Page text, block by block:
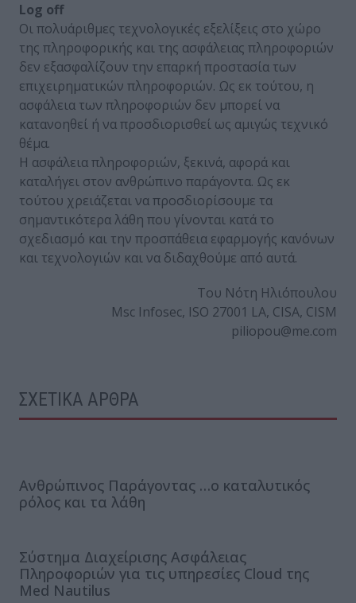
Log off
Οι πολυάριθμες τεχνολογικές εξελίξεις στο χώρο
της πληροφορικής και της ασφάλειας πληροφοριών
δεν εξασφαλίζουν την επαρκή προστασία των
επιχειρηματικών πληροφοριών. Ως εκ τούτου, η
ασφάλεια των πληροφοριών δεν μπορεί να
κατανοηθεί ή να προσδιορισθεί ως αμιγώς τεχνικό
θέμα.
Η ασφάλεια πληροφοριών, ξεκινά, αφορά και
καταλήγει στον ανθρώπινο παράγοντα. Ως εκ
τούτου χρειάζεται να προσδιορίσουμε τα
σημαντικότερα λάθη που γίνονται κατά το
σχεδιασμό και την προσπάθεια εφαρμογής κανόνων
και τεχνολογιών και να διδαχθούμε από αυτά.
Του Νότη Ηλιόπουλου
Msc Infosec, ISO 27001 LA, CISA, CISM
piliopou@me.com
ΣΧΕΤΙΚΑ ΑΡΘΡΑ
Ανθρώπινος Παράγοντας …ο καταλυτικός
ρόλος και τα λάθη
Σύστημα Διαχείρισης Ασφάλειας
Πληροφοριών για τις υπηρεσίες Cloud της
Med Nautilus